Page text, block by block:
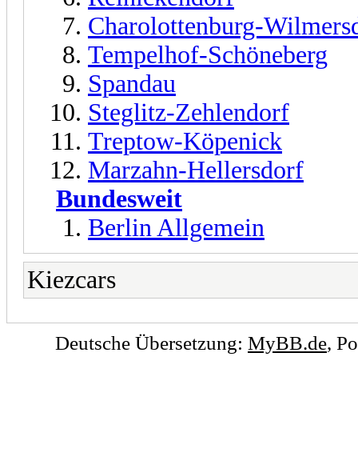
Charolottenburg-
Tempelhof-Schöneberg
Spandau
Steglitz-Zehlendorf
Treptow-Köpenick
Marzahn-Hellersdorf
Bundesweit
Berlin Allgemein
Kiezcars
Deutsche Übersetzung: MyBB.de,